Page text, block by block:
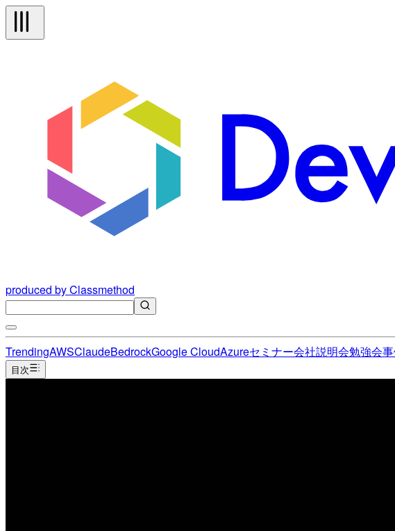
produced by Classmethod
TrendingAWSClaudeBedrockGoogle CloudAzureセミナー会社説明会勉強会
目次